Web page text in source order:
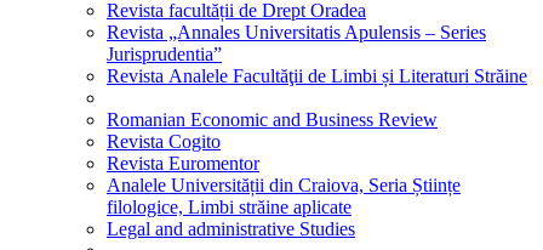
Revista facultății de Drept Oradea
Revista „Annales Universitatis Apulensis – Series
Jurisprudentia”
Revista Analele Facultăţii de Limbi și Literaturi Străine
Romanian Economic and Business Review
Revista Cogito
Revista Euromentor
Analele Universității din Craiova, Seria Științe
filologice, Limbi străine aplicate
Legal and administrative Studies